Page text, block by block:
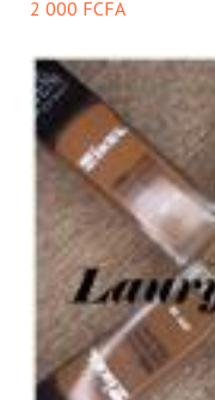
2 000 FCFA